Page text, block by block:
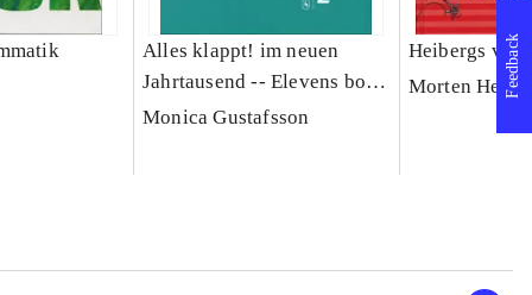
Alles klappt! im neuen
Jahrtausend -- Elevens bog.
Bind 2
Monica Gustafsson
Heibergs
Morten
Feedback